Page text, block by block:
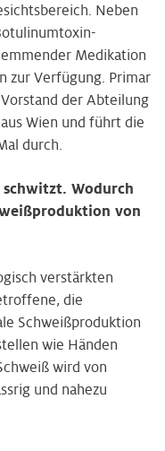
Neben
Medikation
zur Verfügung. Primar
Vorstand der Abteilung
Wien und führt die
durch.
schwitzt. Wodurch
von
verstärkten
die
Schweißproduktion
wie Händen
wird von
und nahezu